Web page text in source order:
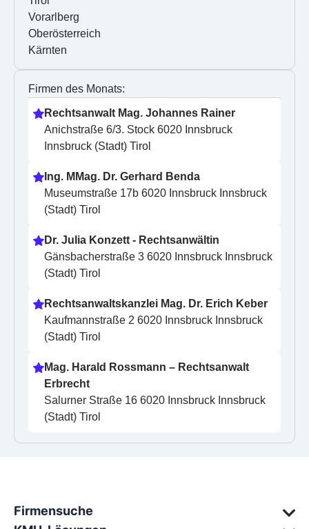
Vorarlberg
Oberösterreich
Kärnten
Firmen des Monats:
Rechtsanwalt Mag. Johannes Rainer
Anichstraße 6/3. Stock 6020 Innsbruck
Innsbruck (Stadt) Tirol
Ing. MMag. Dr. Gerhard Benda
Museumstraße 17b 6020 Innsbruck Innsbruck
(Stadt) Tirol
Dr. Julia Konzett - Rechtsanwältin
Gänsbacherstraße 3 6020 Innsbruck Innsbruck
(Stadt) Tirol
Rechtsanwaltskanzlei Mag. Dr. Erich Keber
Kaufmannstraße 2 6020 Innsbruck Innsbruck
(Stadt) Tirol
Mag. Harald Rossmann – Rechtsanwalt
Erbrecht
Salurner Straße 16 6020 Innsbruck Innsbruck
(Stadt) Tirol
Firmensuche